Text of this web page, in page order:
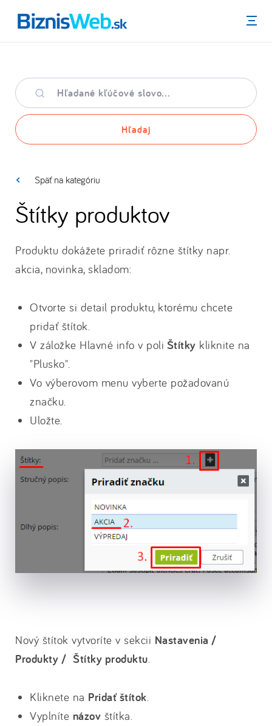
Menu
Hľadané
kľúčové
slovo
Hľadaj
Späť na kategóriu
Štítky produktov
Produktu dokážete priradiť rôzne štítky napr.
akcia, novinka, skladom:
Otvorte si detail produktu, ktorému chcete
pridať štítok.
V záložke Hlavné info v poli Štítky kliknite na
"Plusko".
Vo výberovom menu vyberte požadovanú
značku.
Uložte.
Nový štítok vytvoríte v sekcii Nastavenia /
Produkty / Štítky produktu
Kliknete na Pridať štítok
Vyplníte názov štítka.